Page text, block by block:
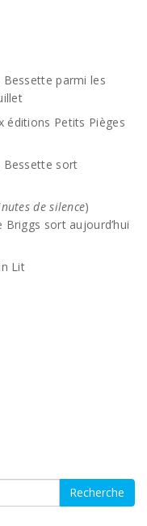
Bessette parmi les
éditions Petits Pièges
Bessette sort
de silence)
Briggs sort aujourd’hui
Lit